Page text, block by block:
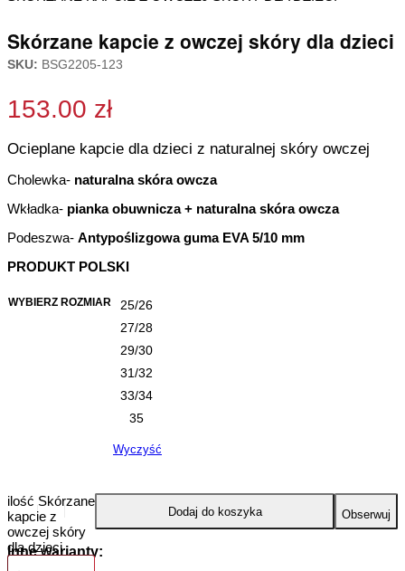
Skórzane kapcie z owczej skóry dla dzieci
SKU: BSG2205-123
153.00 zł
Ocieplane kapcie dla dzieci z naturalnej skóry owczej
Cholewka- naturalna skóra owcza
Wkładka- pianka obuwnicza + naturalna skóra owcza
Podeszwa- Antypoślizgowa guma EVA 5/10 mm
PRODUKT POLSKI
WYBIERZ ROZMIAR
25/26
27/28
29/30
31/32
33/34
35
Wyczyść
ilość Skórzane
kapcie z
owczej skóry
dla dzieci
Dodaj do koszyka Obserwuj
Inne warianty: